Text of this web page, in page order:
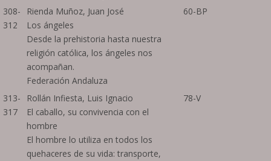
308-
312
Rienda Muñoz, Juan José
Los ángeles
Desde la prehistoria hasta nuestra
religión católica, los ángeles nos
acompañan.
Federación Andaluza
60-BP
313-
317
Rollán Infiesta, Luis Ignacio
El caballo, su convivencia con el
hombre
El hombre lo utiliza en todos los
quehaceres de su vida: transporte,
78-V